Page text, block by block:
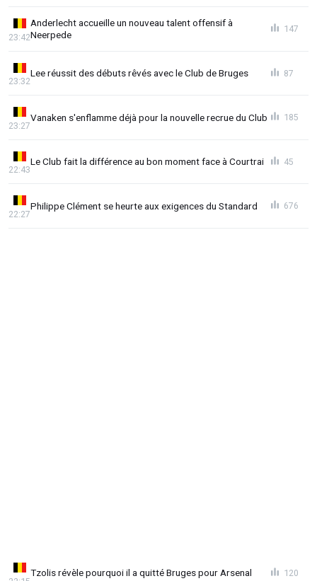
Anderlecht accueille un nouveau talent offensif à
Neerpede
23:42
147
Lee réussit des débuts rêvés avec le Club de Bruges
23:32
87
Vanaken s'enflamme déjà pour la nouvelle recrue du Club
23:27
185
Le Club fait la différence au bon moment face à Courtrai
22:43
45
Philippe Clément se heurte aux exigences du Standard
22:27
676
Tzolis révèle pourquoi il a quitté Bruges pour Arsenal 120